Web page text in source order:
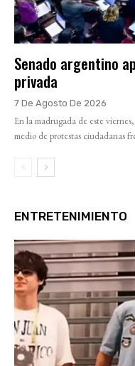
Senado argentino
privada
7 De Agosto De 2026
En la madrugada de este
medio de protestas ciudadanas
ENTRETENIMIENTO